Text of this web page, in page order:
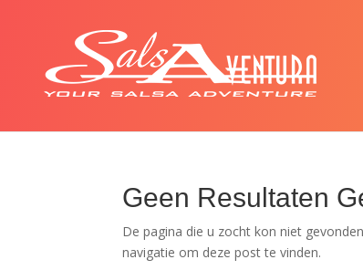
Geen Resultaten
De pagina die u zocht kon niet
navigatie om deze post te vinden.